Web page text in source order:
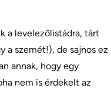
a levelezőlistádra, tárt
a szemét!), de sajnos ez
annak, hogy egy
nem is érdekelt az